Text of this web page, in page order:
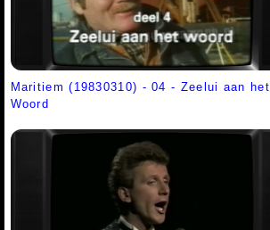
Maritiem (19830310) - 04 - Zeelui aan het
Woord